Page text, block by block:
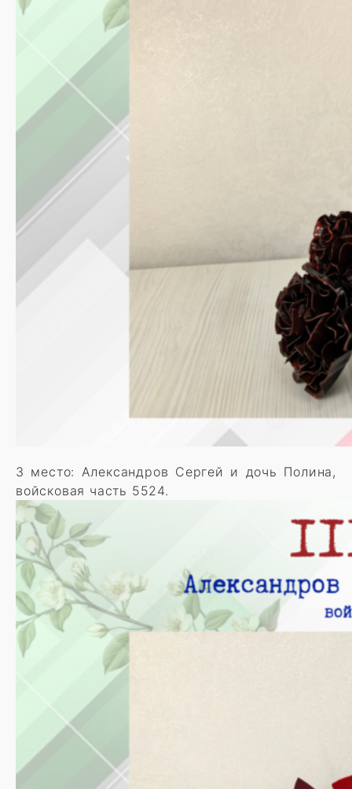
3 место: Александров Сергей и дочь Полина,
войсковая часть 5524.